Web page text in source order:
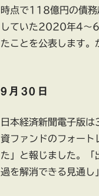
時点で118億円の債
していた2020年4～6
たことを公表します。
9月30日
日本経済新聞電子版
資ファンドのフォート
た」と報じました。
過を解消できる見通し